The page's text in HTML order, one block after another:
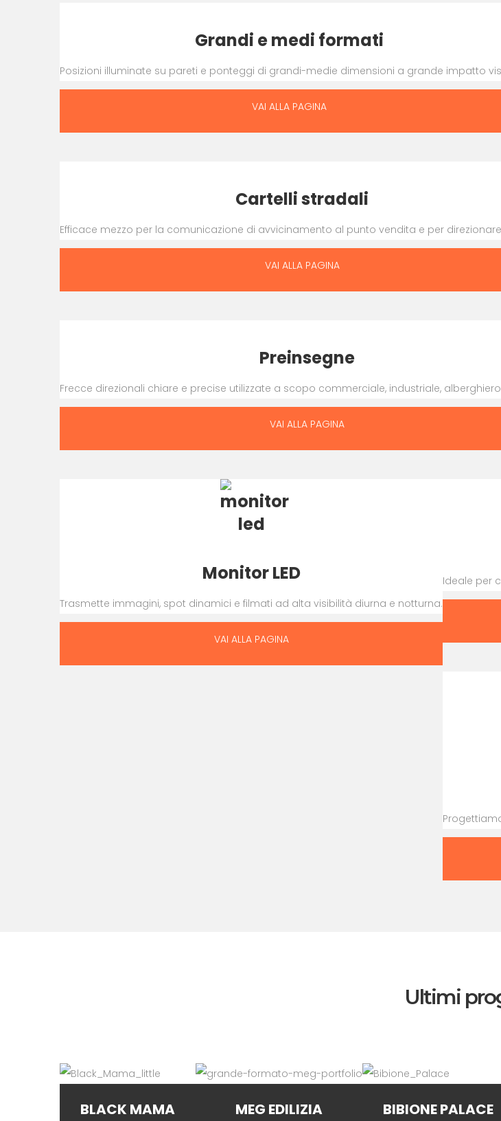
Grandi e medi formati
Posizioni illuminate su pareti e ponteggi di grandi-medie dimensioni a grande impatto
VAI ALLA PAGINA
Cartelli stradali
Efficace mezzo per la comunicazione di avvicinamento al punto vendita e per direzionare
VAI ALLA PAGINA
Preinsegne
Frecce direzionali chiare e precise utilizzate a scopo commerciale, industriale,
VAI ALLA PAGINA
Monitor LED
Trasmette immagini, spot dinamici e filmati ad alta visibilità diurna e notturna.
VAI ALLA PAGINA
Ideale per
Ultimi
BLACK MAMA MEG EDILIZIA BIBIONE PALACE